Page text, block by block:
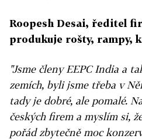
Roopesh Desai, ředitel
produkuje rošty, rampy,
"Jsme členy EEPC India a
zemích, byli jsme třeba v
tady je dobré, ale pomalé.
českých firem a myslím si,
pořád zbytečně moc